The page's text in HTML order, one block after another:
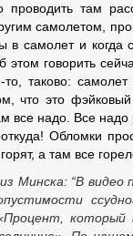
там
самолетом,
самолет и когда
этом говорить
таково:
что это
все надо. Все
Обломки
а там все
Минска: “В
который